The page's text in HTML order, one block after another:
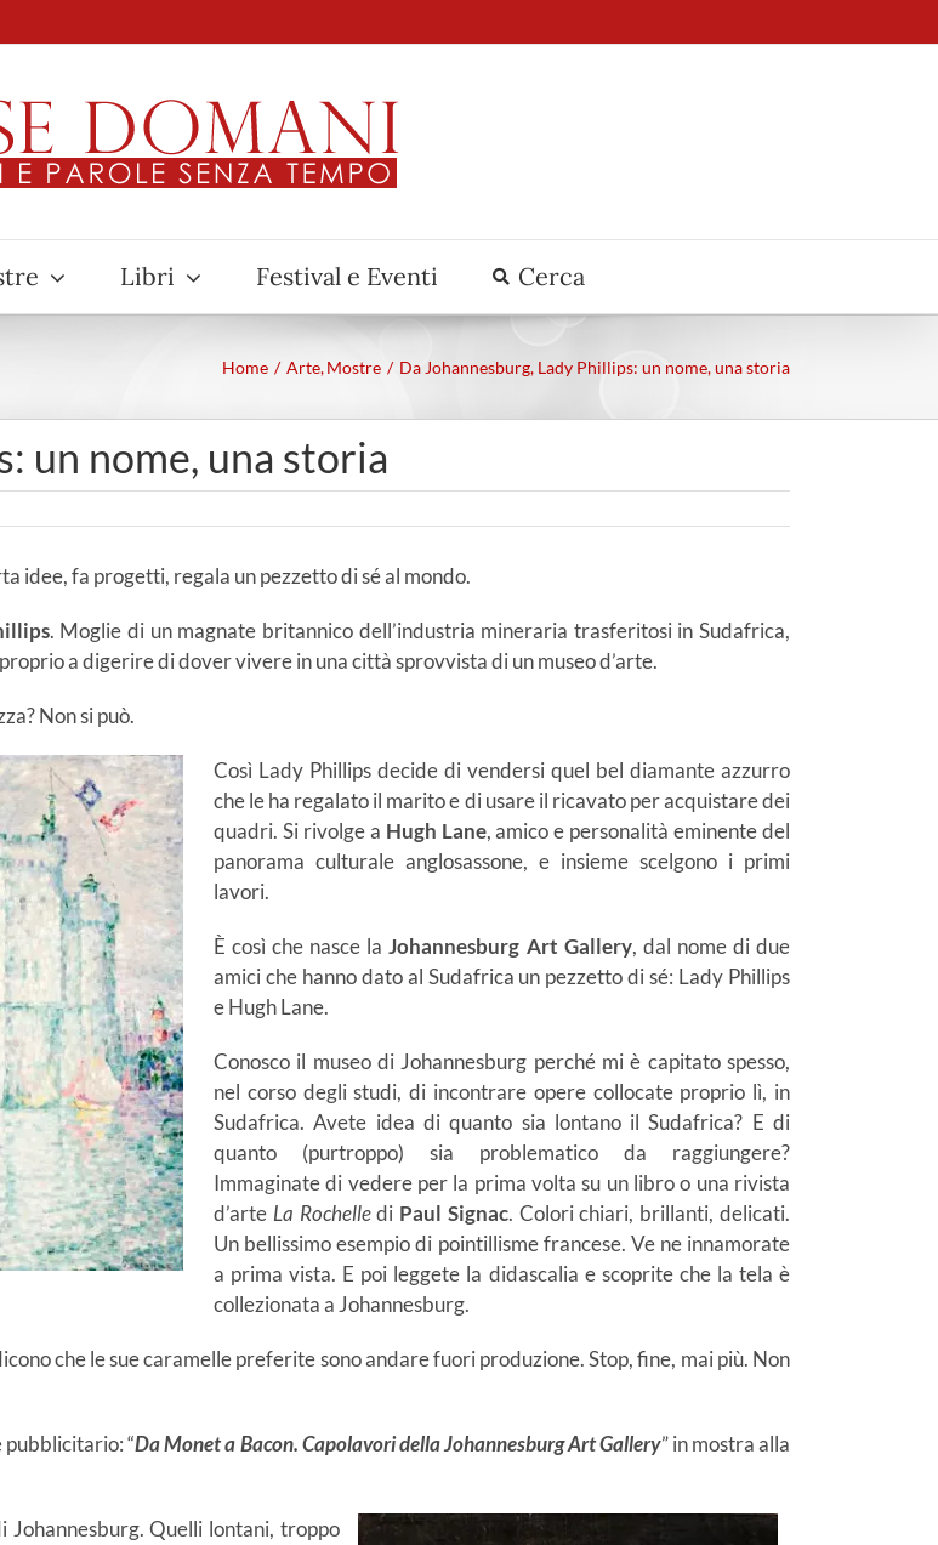
Libri Festival e Eventi Cerca
Home Arte Mostre Da Johannesburg, Lady Phillips: un nome, una storia
un nome, una storia
idee, fa progetti, regala un pezzetto di sé al mondo.
. Moglie di un magnate britannico dell’industria mineraria trasferitosi in Sudafrica,
a digerire di dover vivere in una città sprovvista di un museo d’arte.
Non si può.
Così Lady Phillips decide di vendersi quel bel diamante azzurro
che le ha regalato il marito e di usare il ricavato per acquistare dei
quadri. Si rivolge a Hugh Lane, amico e personalità eminente del
panorama culturale anglosassone, e insieme scelgono i primi
lavori.
È così che nasce laJohannesburg Art Gallery, dal nome di due
amici che hanno dato al Sudafrica un pezzetto di sé: Lady Phillips
e Hugh Lane.
Conosco il museo di Johannesburg perché mi è capitato spesso,
nel corso degli studi, di incontrare opere collocate proprio lì, in
Sudafrica. Avete idea di quanto sia lontano il Sudafrica? E di
quanto (purtroppo) sia problematico da raggiungere?
Immaginate di vedere per la prima volta su un libro o una rivista
d’arte La Rochelledi Paul Signac. Colori chiari, brillanti, delicati.
Un bellissimo esempio di pointillisme francese. Ve ne innamorate
a prima vista. E poi leggete la didascalia e scoprite che la tela è
collezionata a Johannesburg.
che le sue caramelle preferite sono andare fuori produzione. Stop, fine, mai più. Non
pubblicitario: “Da Monet a Bacon. Capolavori della Johannesburg Art Gallery” in mostra alla
Quelli lontani, troppo